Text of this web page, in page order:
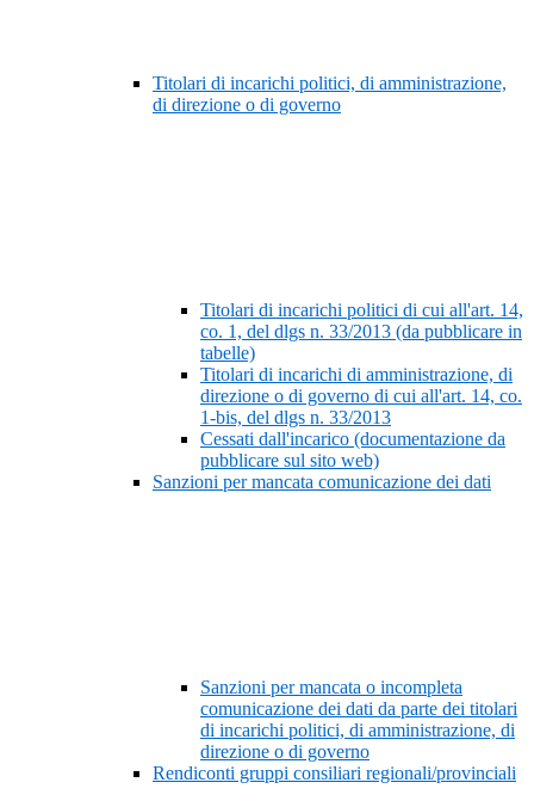
Titolari di incarichi politici, di amministrazione,
di direzione o di governo
Titolari di incarichi politici di cui all'art. 14,
co. 1, del dlgs n. 33/2013 (da pubblicare in
tabelle)
Titolari di incarichi di amministrazione, di
direzione o di governo di cui all'art. 14, co.
1-bis, del dlgs n. 33/2013
Cessati dall'incarico (documentazione da
pubblicare sul sito web)
Sanzioni per mancata comunicazione dei dati
Sanzioni per mancata o incompleta
comunicazione dei dati da parte dei titolari
di incarichi politici, di amministrazione, di
direzione o di governo
Rendiconti gruppi consiliari regionali/provinciali